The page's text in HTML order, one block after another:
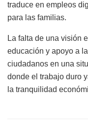
traduce en empleos
para las familias.
La falta de una visión
educación y apoyo a
ciudadanos en una
donde el trabajo duro
la tranquilidad